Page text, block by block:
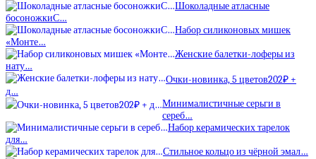
Шоколадные атласные
босоножкиС…
Набор силиконовых мишек
«Монте…
Женские балетки-лоферы из
нату…
Очки-новинка, 5 цветов202₽ +
д…
Минималистичные серьги в
сереб…
Набор керамических тарелок
для…
Стильное кольцо из чёрной эмал…